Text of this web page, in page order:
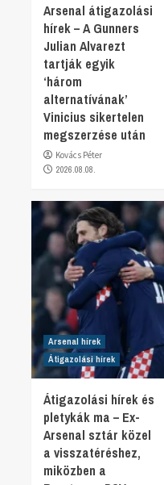
Arsenal átigazolási
hírek – A Gunners
Julian Alvarezt
tartják egyik
‘három
alternatívának’
Vinicius sikertelen
megszerzése után
Kovács Péter
2026.08.08.
Arsenal hírek
Átigazolási hírek
Átigazolási hírek és
pletykák ma – Ex-
Arsenal sztár közel
a visszatéréshez,
miközben a